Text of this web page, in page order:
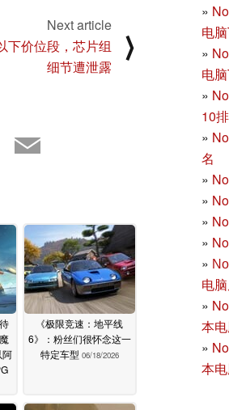
»
电
»
电
»
10
»
名
»
»
»
»
»
电
»
本
»
本
Next article
下价位段，芯片组
细节遭泄露
⟩
《极限竞速：地平线
6》：粉丝们很怀念这一
特定车型 06/18/2026